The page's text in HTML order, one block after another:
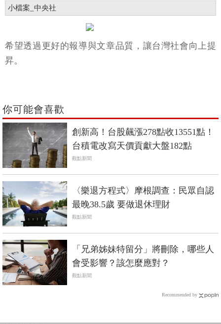
小檔案_中央社
希望透過更好的報導與文章品質，讓台灣社會向上提
昇。
你可能會喜歡
創新高！台股飆漲278點收13551點！
台積電改寫天價貢獻大盤182點
觀點新聞
〈樂退方程式〉摩根調查：民眾自認
最晚38.5歲 要做退休理財
觀點新聞
「兄弟姊妹特留分」將刪除，哪些人
會受影響？該怎麼應對？
觀點新聞
Recommended by